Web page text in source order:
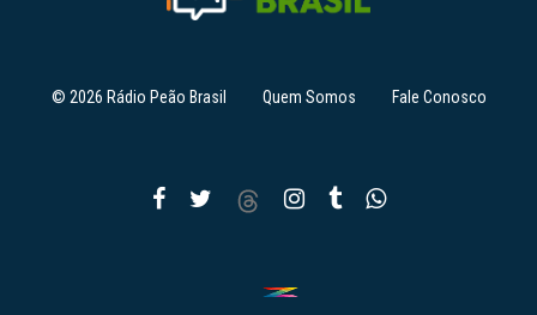
© 2026 Rádio Peão Brasil Quem Somos Fale Conosco